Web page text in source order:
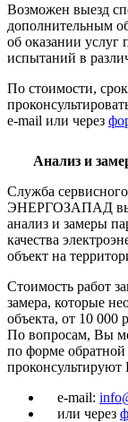
Возможен выезд
дополнительным
об оказании услуг
испытаний в
По стоимости,
e-mail или через
Анализ и
Служба
ЭНЕРГОЗАПАД
анализ и замеры
качества
объект на
Стоимость работ
замера, которые
объекта, от 10
По вопросам, Вы
по форме
проконсультируют
e-mail:
или через